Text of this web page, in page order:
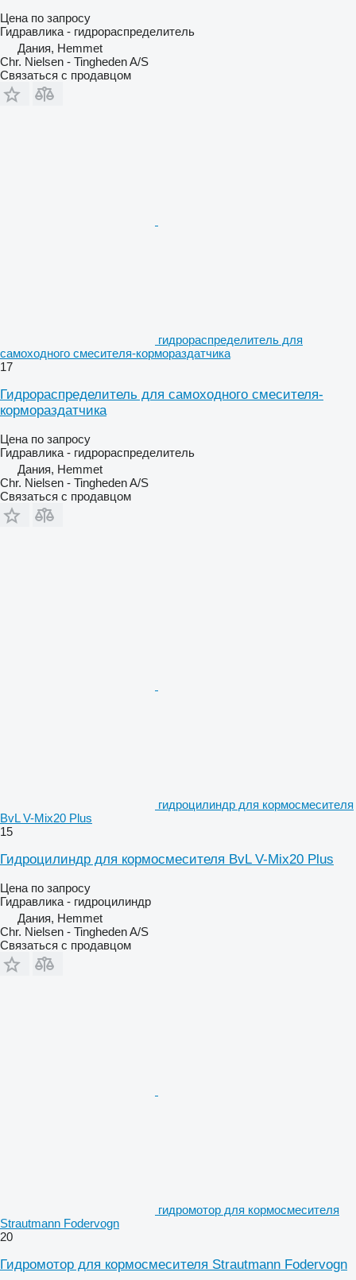
Цена по запросу
Гидравлика - гидрораспределитель
Дания, Hemmet
Chr. Nielsen - Tingheden A/S
Связаться с продавцом
гидрораспределитель для
самоходного смесителя-кормораздатчика
17
Гидрораспределитель для самоходного смесителя-
кормораздатчика
Цена по запросу
Гидравлика - гидрораспределитель
Дания, Hemmet
Chr. Nielsen - Tingheden A/S
Связаться с продавцом
гидроцилиндр для кормосмесителя
BvL V-Mix20 Plus
15
Гидроцилиндр для кормосмесителя BvL V-Mix20 Plus
Цена по запросу
Гидравлика - гидроцилиндр
Дания, Hemmet
Chr. Nielsen - Tingheden A/S
Связаться с продавцом
гидромотор для кормосмесителя
Strautmann Fodervogn
20
Гидромотор для кормосмесителя Strautmann Fodervogn